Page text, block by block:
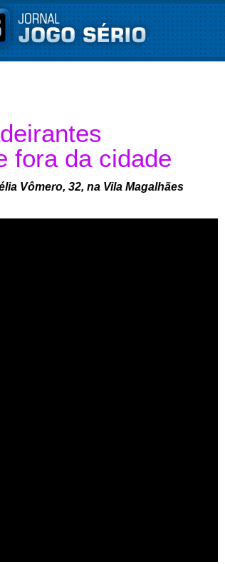
fora da cidade
Vômero, 32, na Vila Magalhães